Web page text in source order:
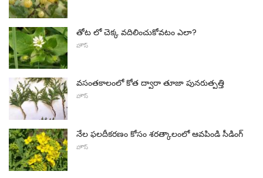
తోట లో చెక్క వదిలించుకోవటం ఎలా?
హౌస్
వసంతకాలంలో కోత ద్వారా తూజా పునరుత్పత్తి
హౌస్
నేల ఫలదీకరణం కోసం శరత్కాలంలో ఆవపిండి సీడింగ్
హౌస్